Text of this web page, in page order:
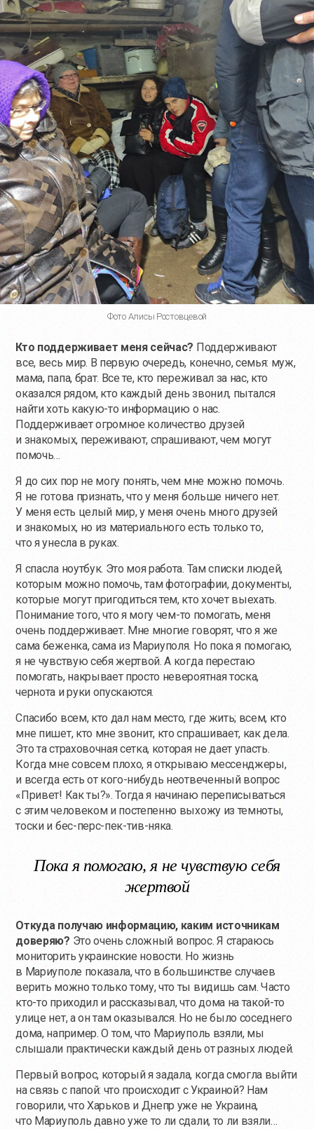
Фото Алисы Ростовцевой
Кто поддерживает меня сейчас? Поддерживают
все, весь мир. В первую очередь, конечно, семья: муж,
мама, папа, брат. Все те, кто переживал за нас, кто
оказался рядом, кто каждый день звонил, пытался
найти хоть какую-тоинформацию о нас.
Поддерживает огромное количество друзей
и знакомых, переживают, спрашивают, чем могут
помочь…
Я до сих пор не могу понять, чем мне можно помочь.
Я не готова признать, что у меня больше ничего нет.
У меня есть целый мир, у меня очень много друзей
и знакомых, но из материального есть только то,
что я унесла в руках.
Я спасла ноутбук. Это моя работа. Там списки людей,
которым можно помочь, там фотографии, документы,
которые могут пригодиться тем, кто хочет выехать.
Понимание того, что я могу чем-топомогать, меня
очень поддерживает. Мне многие говорят, что я же
сама беженка, сама из Мариуполя. Но пока я помогаю,
я не чувствую себя жертвой. А когда перестаю
помогать, накрывает просто невероятная тоска,
чернота и руки опускаются.
Спасибо всем, кто дал нам место, где жить; всем, кто
мне пишет, кто мне звонит, кто спрашивает, как дела.
Это та страховочная сетка, которая не дает упасть.
Когда мне совсем плохо, я открываю мессенджеры,
и всегда есть от кого-нибудь неотвеченный вопрос
«Привет! Как ты?». Тогда я начинаю переписываться
с этим человеком и постепенно выхожу из темноты,
тоски и бес-перс-пек-тив-няка.
Пока я помогаю, я не чувствую себя
жертвой
Откуда получаю информацию, каким источникам
доверяю? Это очень сложный вопрос. Я стараюсь
мониторить украинские новости. Но жизнь
в Мариуполе показала, что в большинстве случаев
верить можно только тому, что ты видишь сам. Часто
кто-топриходил и рассказывал, что дома натакой-то
улице нет, а он там оказывался. Но не было соседнего
дома, например. О том, что Мариуполь взяли, мы
слышали практически каждый день от разных людей.
Первый вопрос, который я задала, когда смогла выйти
на связь с папой: что происходит с Украиной? Нам
говорили, что Харьков и Днепр уже не Украина,
что Мариуполь давно уже то ли сдали, то ли взяли…